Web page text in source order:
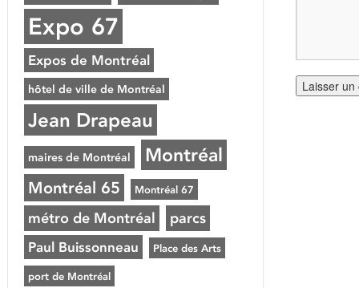
Expo 67
Expos de Montréal
hôtel de ville de Montréal
Jean Drapeau
maires de Montréal Montréal
Montréal 65 Montréal 67
métro de Montréal parcs
Paul Buissonneau Place des Arts
port de Montréal